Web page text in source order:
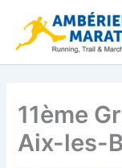
contenu
11ème
Aix-les-